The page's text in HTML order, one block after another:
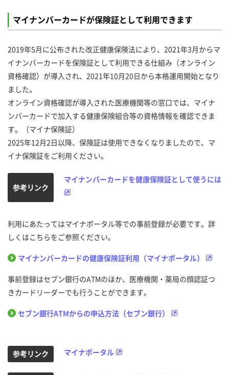
マイナンバーカードが保険証として利用できます
2019年5月に公布された改正健康保険法により、2021年3月からマ
イナンバーカードを保険証として利用できる仕組み（オンライン
資格確認）が導入され、2021年10月20日から本格運用開始となり
ました。
オンライン資格確認が導入された医療機関等の窓口では、マイナ
ンバーカードで加入する健康保険組合等の資格情報を確認できま
す。（マイナ保険証）
2025年12月2日以降、保険証は使用できなくなりましたので、マ
イナ保険証をご利用ください。
参考リンク
マイナンバーカードを健康保険証として使うには
利用にあたってはマイナポータル等での事前登録が必要です。詳
しくはこちらをご参照ください。
マイナンバーカードの健康保険証利用（マイナポータル）
事前登録はセブン銀行のATMのほか、医療機関・薬局の顔認証つ
きカードリーダーでも行うことができます。
セブン銀行ATMからの申込方法（セブン銀行）
参考リンク マイナポータル